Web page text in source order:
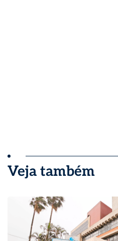
Veja também